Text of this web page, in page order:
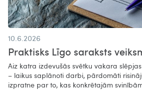
10.6.2026
Praktisks Līgo saraksts
Aiz katra izdevušās svētku vakara
– laikus saplānoti darbi, pārdomāti
izpratne par to, kas konkrētajām